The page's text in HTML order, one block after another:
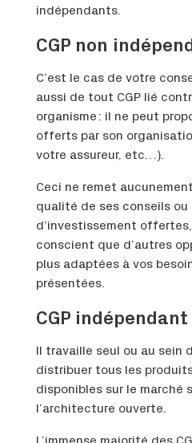
indépendants.
CGP non
C’est le cas de votre
aussi de tout CGP lié
organisme : il ne peut
offerts par son
votre assureur, etc…).
Ceci ne remet
qualité de ses conseils ou
d’investissement
conscient que d’autres
plus adaptées à vos
présentées.
CGP indépendant
Il travaille seul ou au sein
distribuer tous les
disponibles sur le marché
l’architecture ouverte.